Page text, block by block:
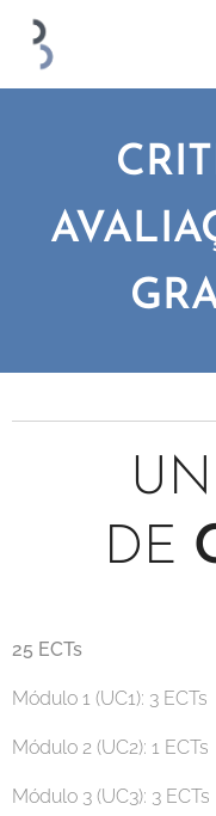
DE
25 ECTs
Módulo 1 (UC1): 3 ECTs
Módulo 2 (UC2): 1 ECTs
Módulo 3 (UC3): 3 ECTs